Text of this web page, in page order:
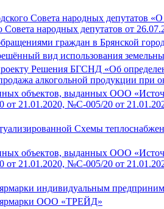
Совета народных депутатов
народных депутатов от
граждан в Брянской
вид использования
Решения БГСНД «Об
алкогольной продукции при
объектов, выданных ООО
21.01.2020, №С-005/20 от
Схемы
объектов, выданных ООО
21.01.2020, №С-005/20 от
индивидуальным
ярмарки ООО «ТРЕЙД»